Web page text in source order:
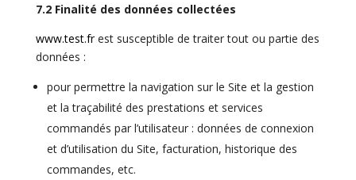
7.2 Finalité des données collectées
www.test.frest susceptible de traiter tout ou partie des
données :
pour permettre la navigation sur le Site et la gestion
et la traçabilité des prestations et services
commandés par l’utilisateur : données de connexion
et d’utilisation du Site, facturation, historique des
commandes, etc.